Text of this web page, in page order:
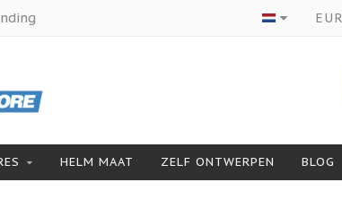
Producten
EUR
HELM MAAT ZELF ONTWERPEN BLOG